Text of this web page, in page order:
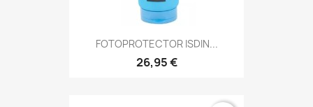
FOTOPROTECTOR ISDIN...
26,95 €